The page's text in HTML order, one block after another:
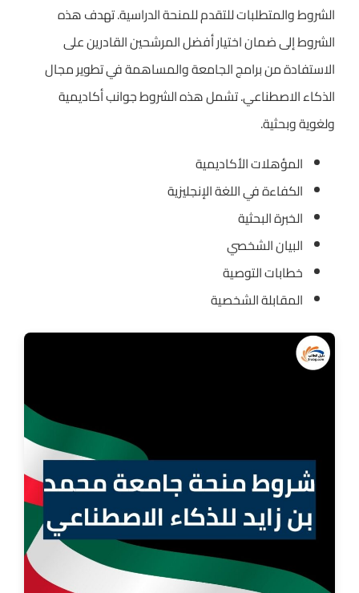
الشروط والمتطلبات للتقدم للمنحة الدراسية. تهدف هذه
الشروط إلى ضمان اختيار أفضل المرشحين القادرين على
الاستفادة من برامج الجامعة والمساهمة في تطوير مجال
الذكاء الاصطناعي. تشمل هذه الشروط جوانب أكاديمية
ولغوية وبحثية.
المؤهلات الأكاديمية
الكفاءة في اللغة الإنجليزية
الخبرة البحثية
البيان الشخصي
خطابات التوصية
المقابلة الشخصية